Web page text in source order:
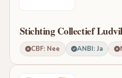
Stichting Collectief
CBF: Nee ANBI: Ja